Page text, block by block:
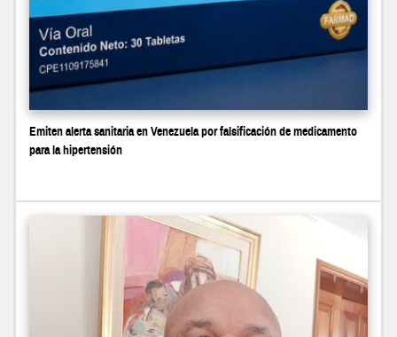
Emiten alerta sanitaria en Venezuela por falsificación de medicamento
para la hipertensión